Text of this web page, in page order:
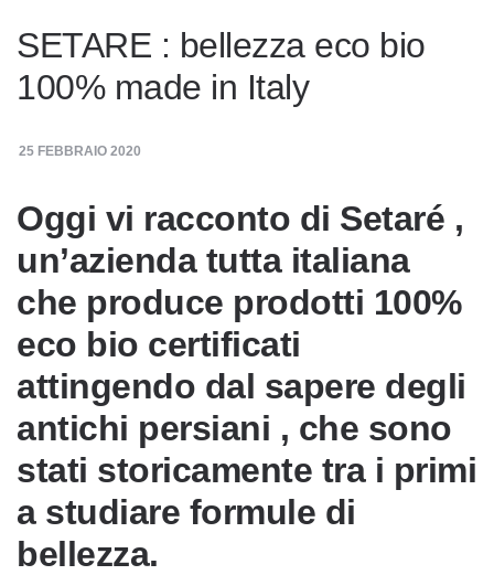
SETARE : bellezza eco bio
100% made in Italy
25 FEBBRAIO 2020
Oggi vi racconto di Setaré ,
un’azienda tutta italiana
che produce prodotti 100%
eco bio certificati
attingendo dal sapere degli
antichi persiani , che sono
stati storicamente tra i primi
a studiare formule di
bellezza.